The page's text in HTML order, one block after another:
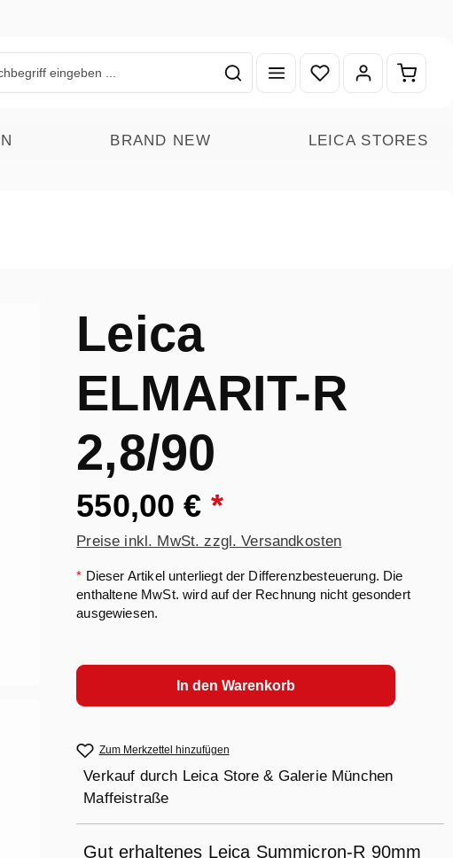
Du hast 0 Produkte
BRAND NEW LEICA STORES
Leica
ELMARIT-R
2,8/90
550,00 € *
Preise inkl. MwSt. zzgl. Versandkosten
* Dieser Artikel unterliegt der Differenzbesteuerung. Die
enthaltene MwSt. wird auf der Rechnung nicht gesondert
ausgewiesen.
In den Warenkorb
Zum Merkzettel hinzufügen
Verkauf durch Leica Store & Galerie München
Maffeistraße
Gut erhaltenes Leica Summicron-R 90mm